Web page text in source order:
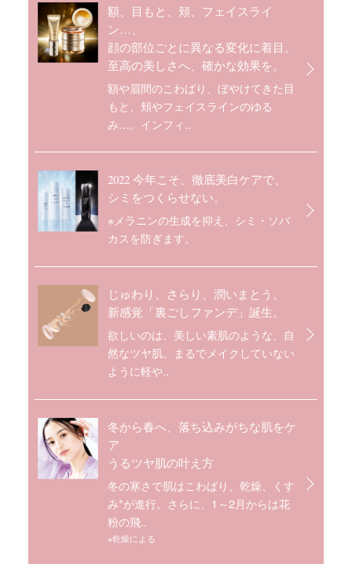
額、目もと、頬、フェイスライ
ン…、
顔の部位ごとに異なる変化に着目。
至高の美しさへ、確かな効果を。
額や眉間のこわばり、ぼやけてきた目
もと、頬やフェイスラインのゆる
み…。インフィ..
2022 今年こそ、徹底美白ケアで、
シミをつくらせない。
※メラニンの生成を抑え、シミ・ソバ
カスを防ぎます。
じゅわり、さらり、潤いまとう。
新感覚「裏ごしファンデ」誕生。
欲しいのは、美しい素肌のような、自
然なツヤ肌。まるでメイクしていない
ように軽や..
冬から春へ、落ち込みがちな肌をケ
ア
うるツヤ肌の叶え方
冬の寒さで肌はこわばり、乾燥、くす
み※が進行。さらに、1～2月からは花
粉の飛..
※乾燥による